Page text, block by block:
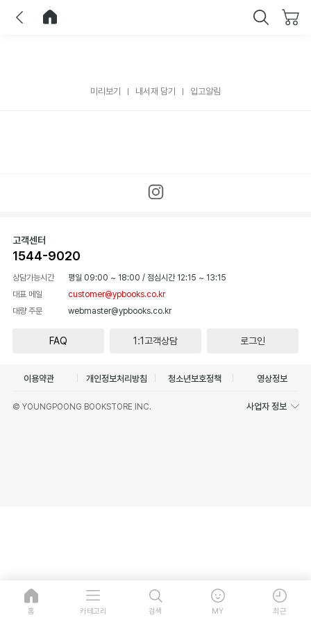
미리보기 내서재 담기 입고알림
고객센터
1544-9020
상담가능시간 평일 09:00 ~ 18:00 / 점심시간 12:15 ~ 13:15
대표 메일
customer@ypbooks.co.kr
대량 주문
webmaster@ypbooks.co.kr
FAQ 1:1고객상담 로그인
이용약관 개인정보처리방침 청소년보호정책 영상정보
© YOUNGPOONG BOOKSTORE INC. 사업자 정보
홈 카테고리 검색 MY 최근